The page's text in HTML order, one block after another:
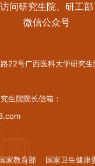
访问研究生院、研工部
微信公众号
22号广西医科大学研究
生院院长信箱：
家教育部
国家卫生健康